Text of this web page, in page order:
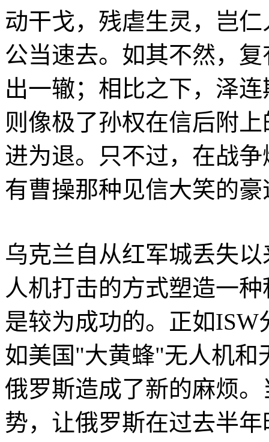
动干戈，残虐生灵，岂
公当速去。如其不然，
出一辙；相比之下，泽
则像极了孙权在信后附
进为退。只不过，在战
有曹操那种见信大笑的豪
乌克兰自从红军城丢失
人机打击的方式塑造一
是较为成功的。正如
如美国"大黄蜂"无人机和
俄罗斯造成了新的麻烦
势，让俄罗斯在过去半